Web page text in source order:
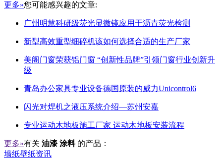
更多»您可能感兴趣的文章:
广州明慧科研级荧光显微镜应用于沥青荧光检测
新型高效重型细碎机该如何选择合适的生产厂家
美阁门窗荣获铝门窗 “创新性品牌”引领门窗行业创新升
级
青岛办公家具专业设备德国原装的威力Unicontrol6
闪光对焊机之液压系统介绍—苏州安嘉
专业运动木地板施工厂家 运动木地板安装流程
更多»有关 油漆 涂料 的产品：
墙纸壁纸资讯